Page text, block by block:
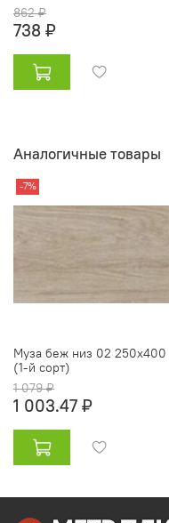
862 ₽
738 ₽
Аналогичные товары
-7%
Муза беж низ 02 250х400
(1-й сорт)
1 079 ₽
1 003.47 ₽